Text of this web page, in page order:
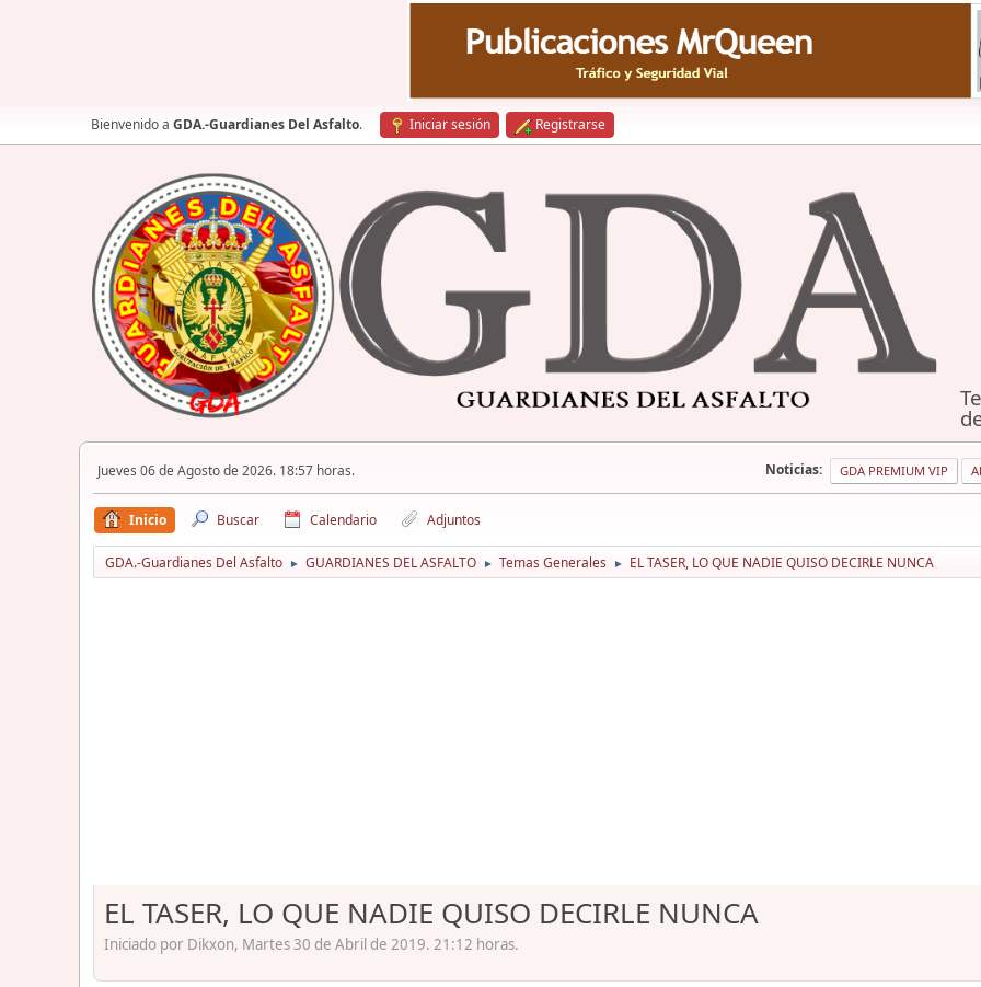
Bienvenido a GDA.-Guardianes Del Asfalto. Iniciar sesión Registrarse
Jueves 06 de Agosto de 2026. 18:57 horas. Noticias: GDA PREMIUM VIP
Inicio Buscar Calendario Adjuntos
GDA.-Guardianes Del Asfalto ► GUARDIANES DEL ASFALTO ► Temas Generales ► EL TASER, LO QUE NADIE QUISO DECIRLE NUNCA
EL TASER, LO QUE NADIE QUISO DECIRLE NUNCA
Iniciado por Dikxon, Martes 30 de Abril de 2019. 21:12 horas.